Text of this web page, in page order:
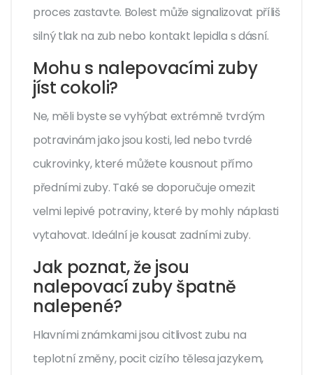
proces zastavte. Bolest může signalizovat příliš
silný tlak na zub nebo kontakt lepidla s dásní.
Mohu s nalepovacími zuby
jíst cokoli?
Ne, měli byste se vyhýbat extrémně tvrdým
potravinám jako jsou kosti, led nebo tvrdé
cukrovinky, které můžete kousnout přímo
předními zuby. Také se doporučuje omezit
velmi lepivé potraviny, které by mohly náplasti
vytahovat. Ideální je kousat zadními zuby.
Jak poznat, že jsou
nalepovací zuby špatně
nalepené?
Hlavními známkami jsou citlivost zubu na
teplotní změny, pocit cizího tělesa jazykem,